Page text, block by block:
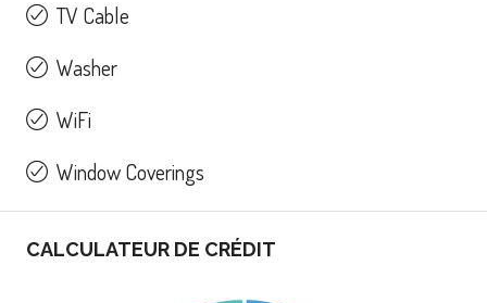
TV Cable
Washer
WiFi
Window Coverings
CALCULATEUR DE CRÉDIT